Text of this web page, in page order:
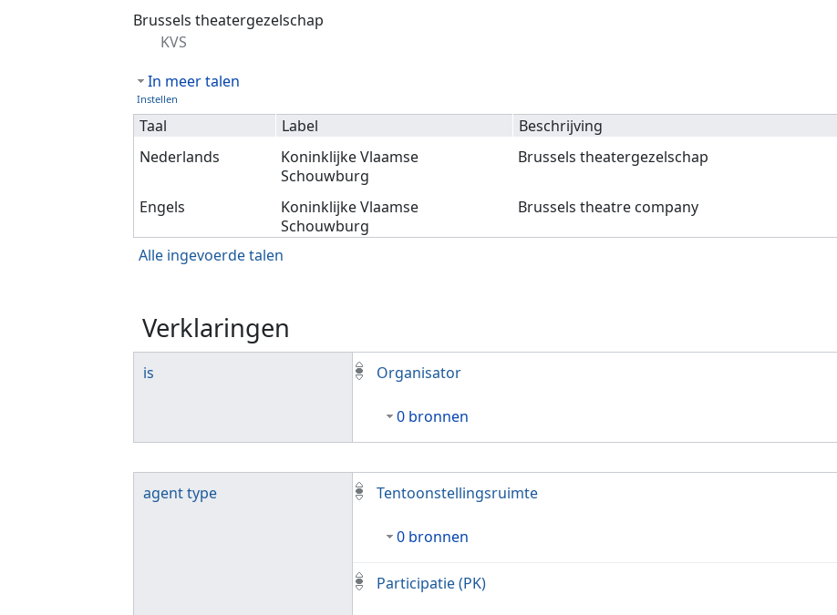
Ga naar: navigatie,zoeken
Brussels theatergezelschap
KVS
In meer talen
Instellen
Taal Label Beschrijving
Nederlands
Koninklijke Vlaamse
Schouwburg
Brussels theatergezelschap
Engels
Koninklijke Vlaamse
Schouwburg
Brussels theatre company
Alle ingevoerde talen
Verklaringen
is Organisator
0 bronnen
agent type Tentoonstellingsruimte
0 bronnen
Participatie (PK)